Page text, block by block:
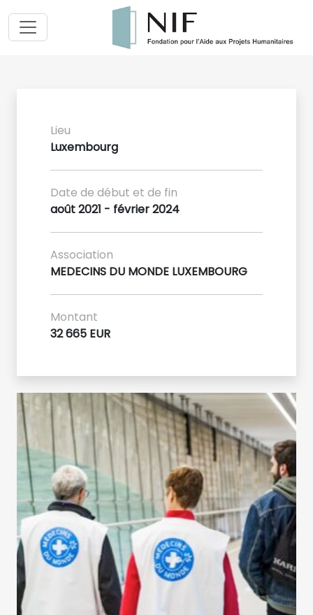
Lieu
Luxembourg
Date de début et de fin
août 2021 - février 2024
Association
MEDECINS DU MONDE LUXEMBOURG
Montant
32 665 EUR